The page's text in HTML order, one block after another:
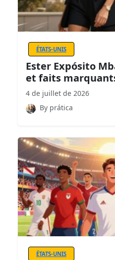
ÉTATS-UNIS
Ester Expósito
et faits
4 de juillet de 2026
By prática
ÉTATS-UNIS